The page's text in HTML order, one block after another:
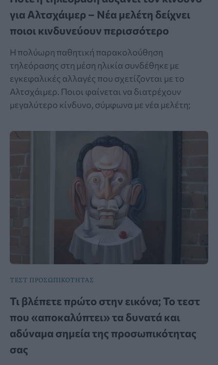
για Αλτσχάιμερ – Νέα μελέτη δείχνει
ποιοι κινδυνεύουν περισσότερο
Η πολύωρη παθητική παρακολούθηση
τηλεόρασης στη μέση ηλικία συνδέθηκε με
εγκεφαλικές αλλαγές που σχετίζονται με το
Αλτσχάιμερ. Ποιοι φαίνεται να διατρέχουν
μεγαλύτερο κίνδυνο, σύμφωνα με νέα μελέτη;
ΤΕΣΤ ΠΡΟΣΩΠΙΚΟΤΗΤΑΣ
Τι βλέπετε πρώτο στην εικόνα; Το τεστ
που «αποκαλύπτει» τα δυνατά και
αδύναμα σημεία της προσωπικότητας
σας